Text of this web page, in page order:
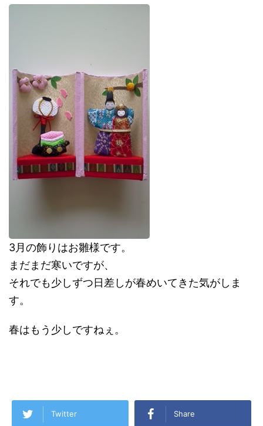
3月の飾りはお雛様です。
まだまだ寒いですが、
それでも少しずつ日差しが春めいてきた気がしま
す。
春はもう少しですねぇ。
Twitter Share